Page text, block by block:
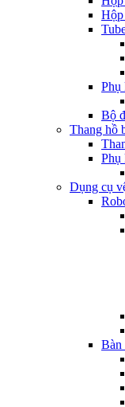
Hộp
Phụ
Bộ
Thang hồ
Phụ
Dụng cụ
Bàn